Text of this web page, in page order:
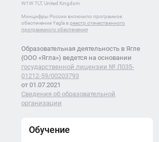
W1W 7LT, United Kingdom
Минцифры России включило програмное
обеспечение Yagla в реестр отечественного
программного обеспечения
Образовательная деятельность в Ягле
(ООО «Ягла») ведется на основании
государственной лицензии № Л035-
01212-59/00203793
от 01.07.2021
Сведения об образовательной
организации
Обучение